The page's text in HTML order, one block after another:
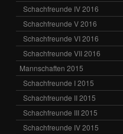
Schachfreunde IV 2016
Schachfreunde V 2016
Schachfreunde VI 2016
Schachfreunde VII 2016
Mannschaften 2015
Schachfreunde I 2015
Schachfreunde II 2015
Schachfreunde III 2015
Schachfreunde IV 2015